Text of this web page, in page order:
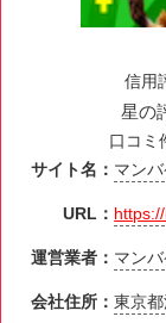
信用
星の
口コミ
サイト名： マン
URL：
運営業者： マン
会社住所：東京